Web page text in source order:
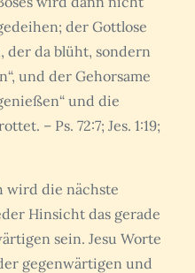
der Gottlose
da blüht, sondern
und der Gehorsame
und die
– Ps. 72:7; Jes. 1:19;
wird die nächste
Hinsicht das gerade
sein. Jesu Worte
gegenwärtigen und